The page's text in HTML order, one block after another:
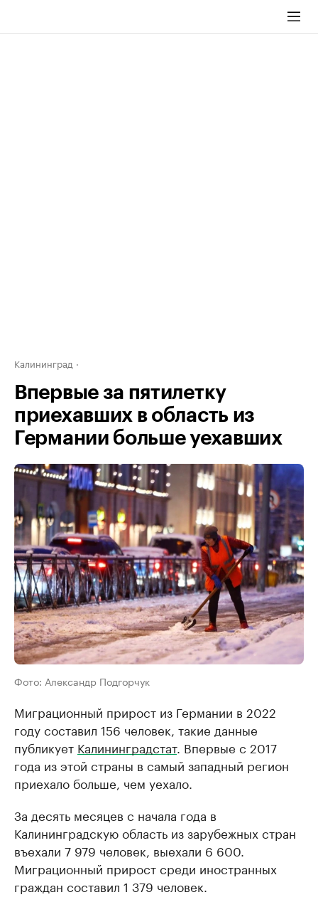
Калининград
Впервые за пятилетку
приехавших в область из
Германии больше уехавших
Фото: Александр Подгорчук
Миграционный прирост из Германии в 2022
году составил 156 человек, такие данные
публикует Калининградстат. Впервые с 2017
года из этой страны в самый западный регион
приехало больше, чем уехало.
За десять месяцев с начала года в
Калининградскую область из зарубежных стран
въехали 7 979 человек, выехали 6 600.
Миграционный прирост среди иностранных
граждан составил 1 379 человек.